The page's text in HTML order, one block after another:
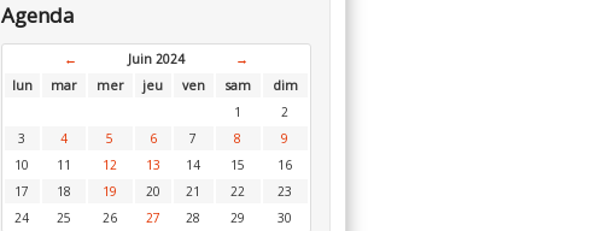
Agenda
← Juin 2024
→
lun
mar mer jeu ven sam
dim
1
2
3
4 5 6 7 8
9
10
11 12 13 14 15
16
17
18 19 20 21 22
23
24
25 26 27 28 29 30